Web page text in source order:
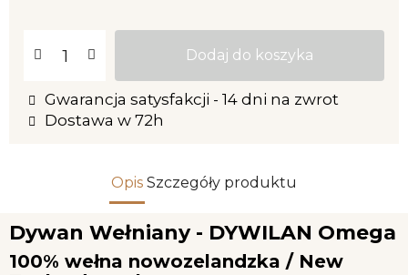
Dodaj do koszyka
Gwarancja satysfakcji - 14 dni na zwrot
Dostawa w 72h
Opis Szczegóły produktu
Dywan Wełniany - DYWILAN Omega
100% wełna nowozelandzka / New